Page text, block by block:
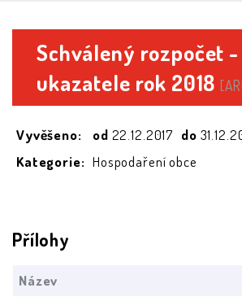
Schválený rozpočet
ukazatele rok 2018
Vyvěšeno: od 22.12.2017 do
Kategorie: Hospodaření obce
Přílohy
Název